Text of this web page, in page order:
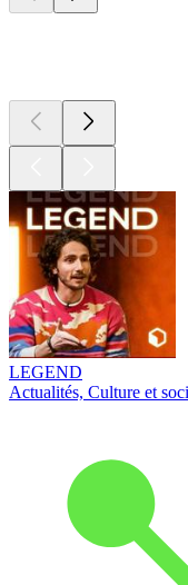
LEGEND
Actualités, Culture et